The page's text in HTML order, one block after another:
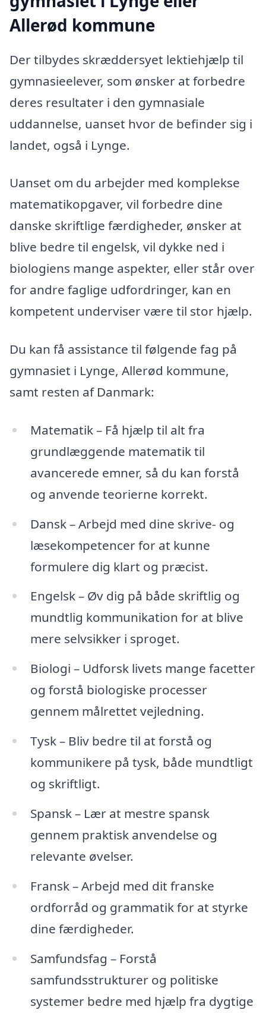
Allerød kommune
Der tilbydes skræddersyet lektiehjælp til
gymnasieelever, som ønsker at forbedre
deres resultater i den gymnasiale
uddannelse, uanset hvor de befinder sig i
landet, også i Lynge.
Uanset om du arbejder med komplekse
matematikopgaver, vil forbedre dine
danske skriftlige færdigheder, ønsker at
blive bedre til engelsk, vil dykke ned i
biologiens mange aspekter, eller står over
for andre faglige udfordringer, kan en
kompetent underviser være til stor hjælp.
Du kan få assistance til følgende fag på
gymnasiet i Lynge, Allerød kommune,
samt resten af Danmark:
Matematik – Få hjælp til alt fra
grundlæggende matematik til
avancerede emner, så du kan forstå
og anvende teorierne korrekt.
Dansk – Arbejd med dine skrive- og
læsekompetencer for at kunne
formulere dig klart og præcist.
Engelsk – Øv dig på både skriftlig og
mundtlig kommunikation for at blive
mere selvsikker i sproget.
Biologi – Udforsk livets mange facetter
og forstå biologiske processer
gennem målrettet vejledning.
Tysk – Bliv bedre til at forstå og
kommunikere på tysk, både mundtligt
og skriftligt.
Spansk – Lær at mestre spansk
gennem praktisk anvendelse og
relevante øvelser.
Fransk – Arbejd med dit franske
ordforråd og grammatik for at styrke
dine færdigheder.
Samfundsfag – Forstå
samfundsstrukturer og politiske
systemer bedre med hjælp fra dygtige